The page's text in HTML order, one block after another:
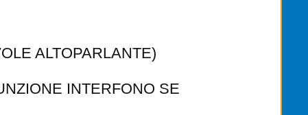
ALTOPARLANTE)
INTERFONO SE